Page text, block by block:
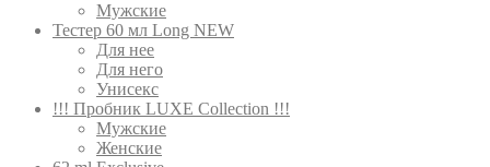
Мужские
Тестер 60 мл Long NEW
Для нее
Для него
Унисекс
!!! Пробник LUXE Collection !!!
Мужские
Женские